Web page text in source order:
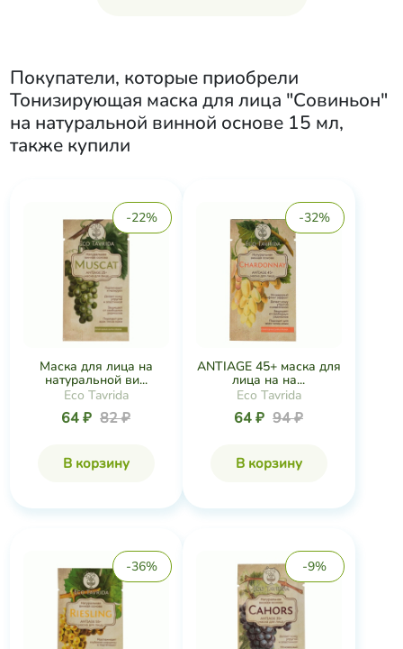
Покупатели, которые приобрели
Тонизирующая маска для лица "Совиньон"
на натуральной винной основе 15 мл,
также купили
-22%
Маска для лица на
натуральной ви...
Eco Tavrida
64 ₽ 82 ₽
В корзину
-32%
ANTIAGE 45+ маска для
лица на на...
Eco Tavrida
64 ₽ 94 ₽
В корзину
-36% -9%